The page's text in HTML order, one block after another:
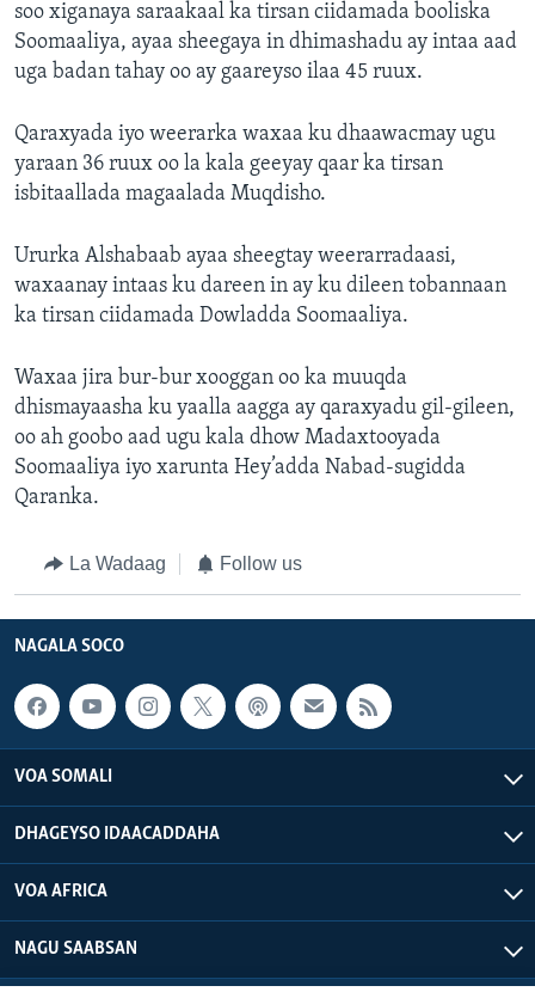
soo xiganaya saraakaal ka tirsan ciidamada booliska
Soomaaliya, ayaa sheegaya in dhimashadu ay intaa aad
uga badan tahay oo ay gaareyso ilaa 45 ruux.
Qaraxyada iyo weerarka waxaa ku dhaawacmay ugu
yaraan 36 ruux oo la kala geeyay qaar ka tirsan
isbitaallada magaalada Muqdisho.
Ururka Alshabaab ayaa sheegtay weerarradaasi,
waxaanay intaas ku dareen in ay ku dileen tobannaan
ka tirsan ciidamada Dowladda Soomaaliya.
Waxaa jira bur-bur xooggan oo ka muuqda
dhismayaasha ku yaalla aagga ay qaraxyadu gil-gileen,
oo ah goobo aad ugu kala dhow Madaxtooyada
Soomaaliya iyo xarunta Hey’adda Nabad-sugidda
Qaranka.
La Wadaag Follow us
NAGALA SOCO
VOA SOMALI
DHAGEYSO IDAACADDAHA
VOA AFRICA
NAGU SAABSAN